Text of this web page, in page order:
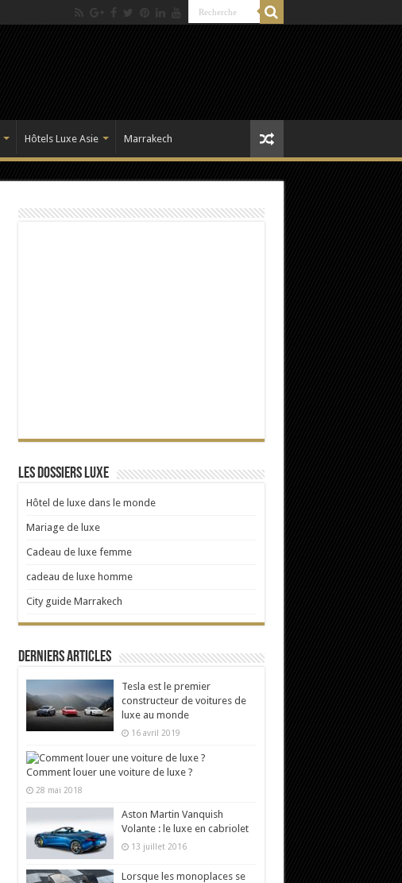
Hôtels Luxe Asie Marrakech
Les dossiers Luxe
Hôtel de luxe dans le monde
Mariage de luxe
Cadeau de luxe femme
cadeau de luxe homme
City guide Marrakech
Derniers articles
Tesla est le premier
constructeur de voitures de
luxe au monde
16 avril 2019
Comment louer une voiture de luxe ?
28 mai 2018
Aston Martin Vanquish
Volante : le luxe en cabriolet
13 juillet 2016
Lorsque les monoplaces se